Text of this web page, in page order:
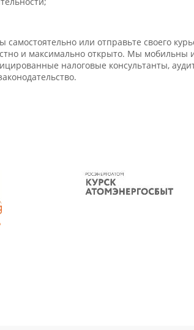
или отправьте своего
и максимально открыто. Мы мобильны
налоговые консультанты,